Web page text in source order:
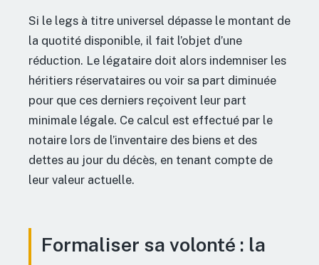
Si le legs à titre universel dépasse le montant de
la quotité disponible, il fait l’objet d’une
réduction. Le légataire doit alors indemniser les
héritiers réservataires ou voir sa part diminuée
pour que ces derniers reçoivent leur part
minimale légale. Ce calcul est effectué par le
notaire lors de l’inventaire des biens et des
dettes au jour du décès, en tenant compte de
leur valeur actuelle.
Formaliser sa volonté : la